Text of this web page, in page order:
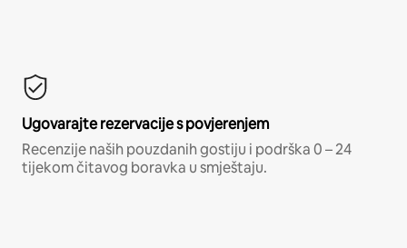
Ugovarajte rezervacije s povjerenjem
Recenzije naših pouzdanih gostiju i podrška 0 – 24
tijekom čitavog boravka u smještaju.